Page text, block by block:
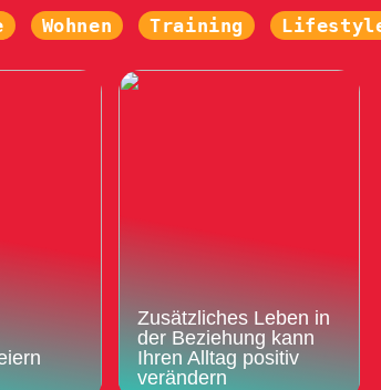
Wohnen Training
Zusätzliches Leben in
der Beziehung kann
Ihren Alltag positiv
verändern